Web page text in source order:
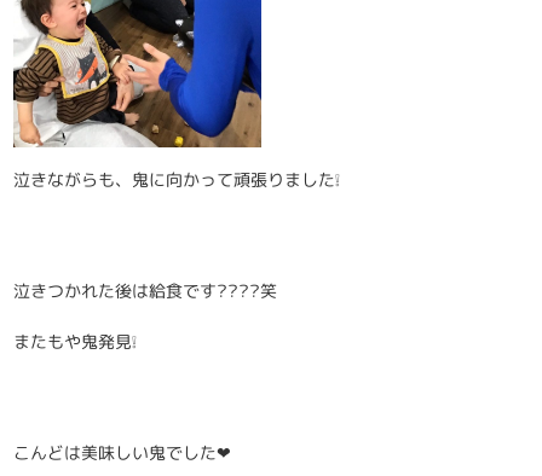
泣きながらも、鬼に向かって頑張りました❕
泣きつかれた後は給食です????笑
またもや鬼発見❕
こんどは美味しい鬼でした❤